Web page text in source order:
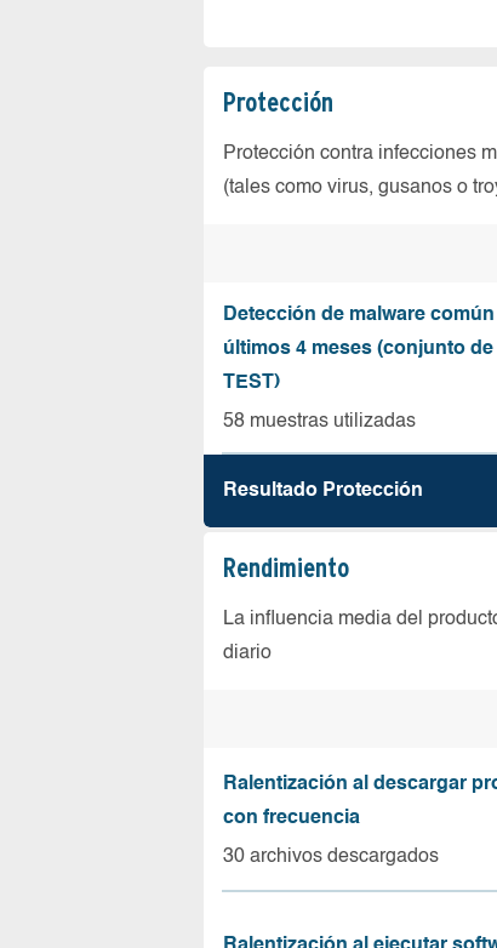
Protección
Protección contra infecciones
(tales como virus, gusanos o
Detección de malware
últimos 4 meses (conjunto de
TEST)
58 muestras utilizadas
Resultado Protección
Rendimiento
La influencia media del
diario
Ralentización al descargar
con frecuencia
30 archivos descargados